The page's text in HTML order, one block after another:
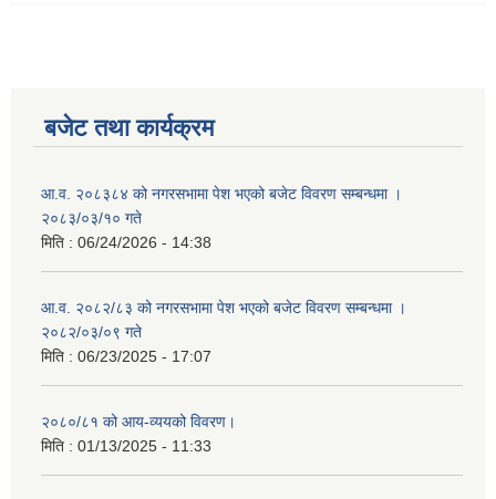
बजेट तथा कार्यक्रम
आ.व. २०८३८४ को नगरसभामा पेश भएको बजेट विवरण सम्बन्धमा ।
२०८३/०३/१० गते
मिति : 06/24/2026 - 14:38
आ.व. २०८२/८३ को नगरसभामा पेश भएको बजेट विवरण सम्बन्धमा ।
२०८२/०३/०९ गते
मिति : 06/23/2025 - 17:07
२०८०/८१ को आय-व्ययको विवरण।
मिति : 01/13/2025 - 11:33